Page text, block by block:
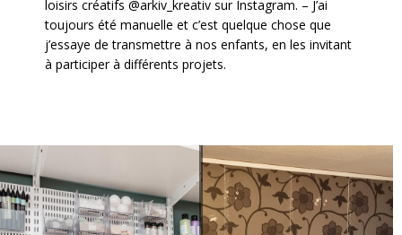
loisirs créatifs @arkiv_kreativ sur Instagram. – J’ai
toujours été manuelle et c’est quelque chose que
j’essaye de transmettre à nos enfants, en les invitant
à participer à différents projets.